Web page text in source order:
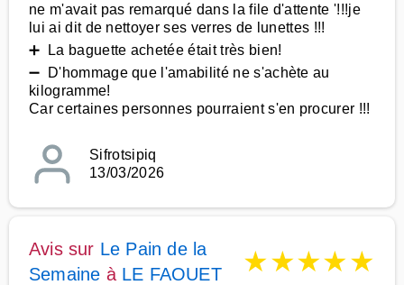
ne m'avait pas remarqué dans la file d'attente '!!!je
lui ai dit de nettoyer ses verres de lunettes !!!
➕ La baguette achetée était très bien!
➖ D'hommage que l'amabilité ne s'achète au
kilogramme!
Car certaines personnes pourraient s'en procurer !!!
Sifrotsipiq
13/03/2026
Avis sur Le Pain de la
Semaine à LE FAOUET ★★★★★